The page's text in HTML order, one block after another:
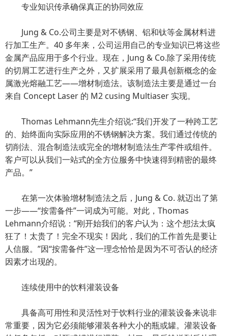
专业知识传承确保真正的协同效应
Jung & Co.公司主要是对不锈钢、铝和钛等金属材料进
行加工生产。40 多年来，公司运用自己的专业知识已将这些
金属产品应用于多个行业。现在，Jung & Co.除了采用传统
的切屑工艺进行生产之外，又扩展采用了最具创新概念的金
属激光熔融工艺——增材制造法。该制造法主要是通过一台
来自 Concept Laser 的 M2 cusing Multiaser 实现。
Thomas Lehmann先生介绍说:“我们开发了一种跨工艺
的、始终面向实际应用的不锈钢解决方案。我们通过传统的
切削法、混合制造法或完全的增材制造法生产零件或组件。
客户可以从我们一站式的全方位服务中快速得到精密的最终
产品。”
在第一次体验增材制造法之后，Jung & Co. 就迈出了第
一步——“按需备件”一词成为可能。对此，Thomas
Lehmann介绍说：“刚开始我们的客户认为：这个想法太疯
狂了！太贵了！完全不现实！因此，我们的工作首先是要让
人信服。”因“按需备件”这一理念恰恰是因为不可否认的经济
因素才出现的。
连续使用中的饮料灌装设备
具备高可用性和灵活性对于饮料行业的灌装设备来说非
常重要，因为它必须能够灌装各种大小的瓶或罐。灌装设备